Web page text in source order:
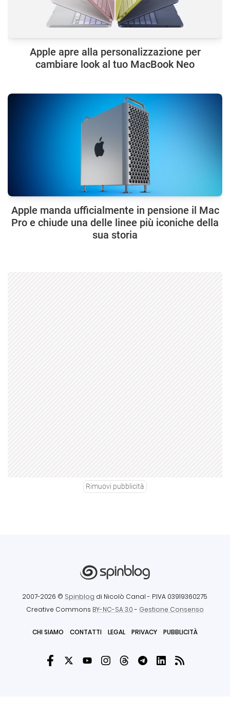
Apple apre alla personalizzazione per
cambiare look al tuo MacBook Neo
Apple manda ufficialmente in pensione il Mac
Pro e chiude una delle linee più iconiche della
sua storia
Rimuovi pubblicità
2007-2026 © Spinblog di Nicolò Canal - P.IVA 03919360275
Creative Commons BY-NC-SA 3.0- Gestione Consenso
CHI SIAMO CONTATTI LEGAL PRIVACY PUBBLICITÀ